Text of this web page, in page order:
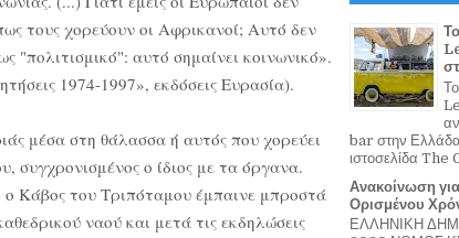
τους χορεύουν οι Αφρικανοί; Αυτό δεν
"πολιτισμικό": αυτό σημαίνει κοινωνικό».
1974-1997», εκδόσεις Ευρασία).
μέσα στη θάλασσα ή αυτός που χορεύει
συγχρονισμένος ο ίδιος με τα όργανα.
ο Κάβος του Τριπόταμου έμπαινε μπροστά
ναού και μετά τις εκδηλώσεις
bar στην
ιστοσελίδα The
Ανακοίνωση
Ορισμένου
ΕΛΛΗΝΙΚΗ